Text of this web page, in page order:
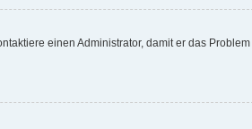
einen Administrator, damit er das Problem